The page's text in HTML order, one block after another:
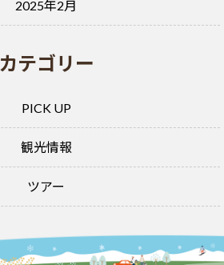
2025年2月
カテゴリー
PICK UP
観光情報
ツアー